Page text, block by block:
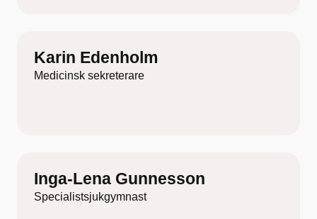
Karin Edenholm
Medicinsk sekreterare
Inga-Lena Gunnesson
Specialistsjukgymnast